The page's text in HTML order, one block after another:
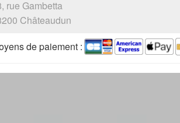
rue Gambetta
Châteaudun
de paiement :